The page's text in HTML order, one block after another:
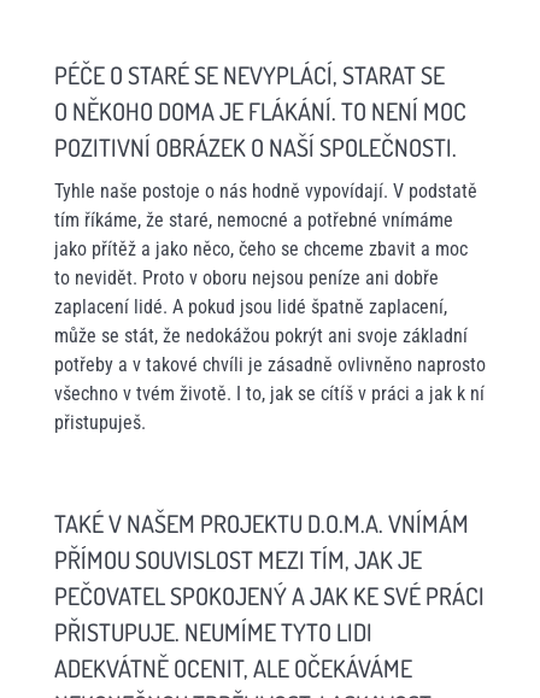
PÉČE O STARÉ SE NEVYPLÁCÍ, STARAT SE
O NĚKOHO DOMA JE FLÁKÁNÍ. TO NENÍ MOC
POZITIVNÍ OBRÁZEK O NAŠÍ SPOLEČNOSTI.
Tyhle naše postoje o nás hodně vypovídají. V podstatě
tím říkáme, že staré, nemocné a potřebné vnímáme
jako přítěž a jako něco, čeho se chceme zbavit a moc
to nevidět. Proto v oboru nejsou peníze ani dobře
zaplacení lidé. A pokud jsou lidé špatně zaplacení,
může se stát, že nedokážou pokrýt ani svoje základní
potřeby a v takové chvíli je zásadně ovlivněno naprosto
všechno v tvém životě. I to, jak se cítíš v práci a jak k ní
přistupuješ.
TAKÉ V NAŠEM PROJEKTU D.O.M.A. VNÍMÁM
PŘÍMOU SOUVISLOST MEZI TÍM, JAK JE
PEČOVATEL SPOKOJENÝ A JAK KE SVÉ PRÁCI
PŘISTUPUJE. NEUMÍME TYTO LIDI
ADEKVÁTNĚ OCENIT, ALE OČEKÁVÁME